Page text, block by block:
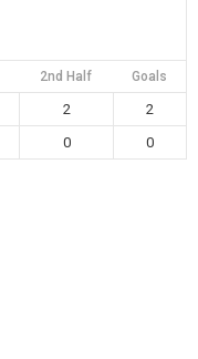
2nd Half Goals
2
2
0 0